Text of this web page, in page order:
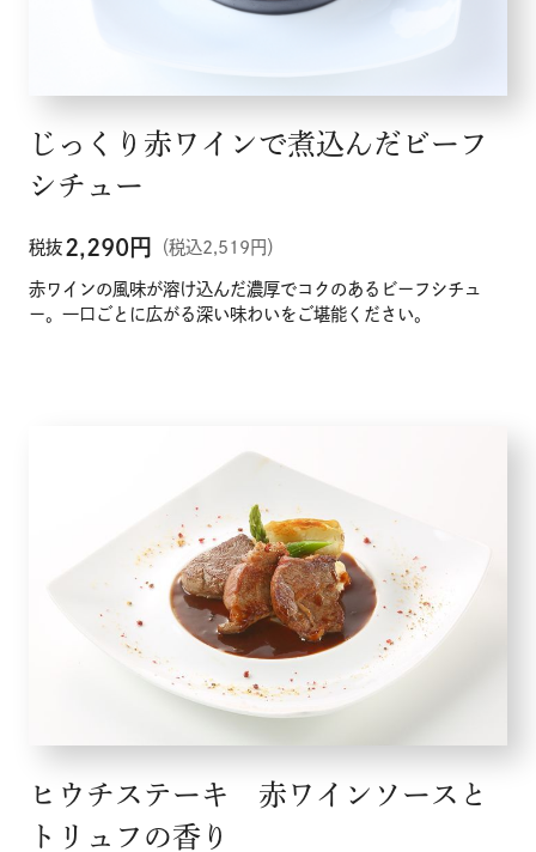
じっくり赤ワインで煮込んだビーフ
シチュー
税抜 2,290円 （税込2,519円）
赤ワインの風味が溶け込んだ濃厚でコクのあるビーフシチュ
ー。一口ごとに広がる深い味わいをご堪能ください。
ヒウチステーキ 赤ワインソースと
トリュフの香り